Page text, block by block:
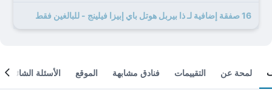
16 صفقة إضافية لـ ذا بيربل هوتل باي إبيزا فيلينج - للبالغين فقط
لمحة عن التقييمات فنادق مشابهة الموقع الأسئلة الشائعة